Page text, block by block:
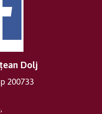
Dolj
200733